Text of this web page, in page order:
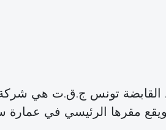
القابضة تونس ج.ق.ت هي شركة
مقرها الرئيسي في